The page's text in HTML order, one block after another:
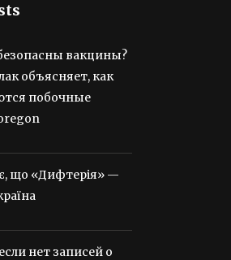
вакцины?
объясняет, как
побочные
що «Дифтерія» —
нет записей о